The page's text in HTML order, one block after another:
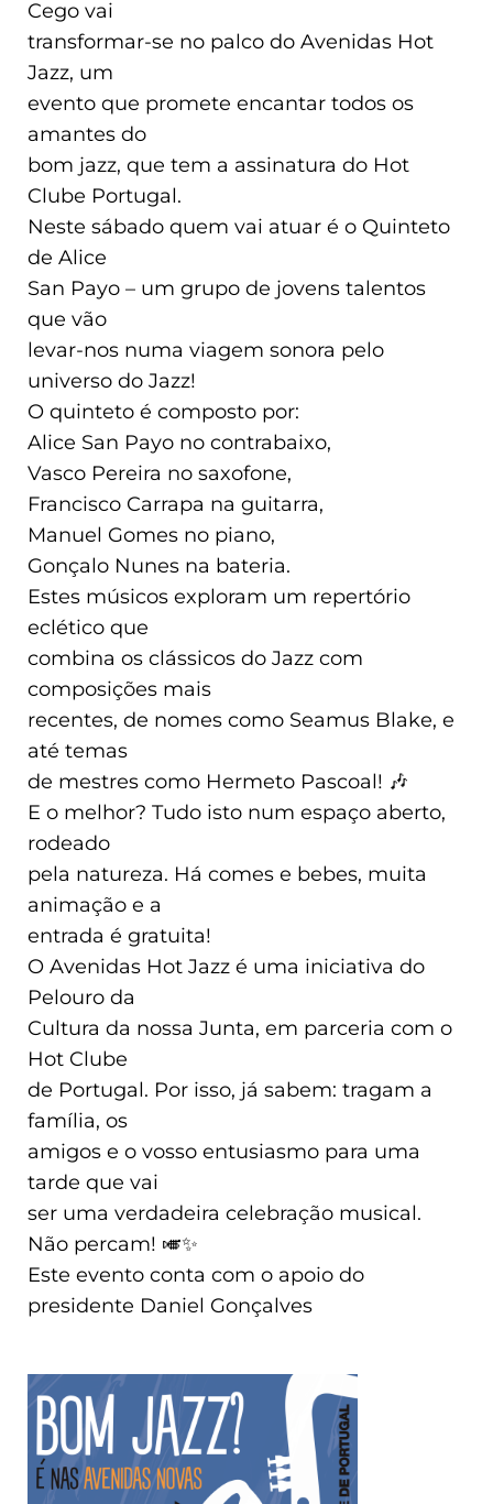
Cego vai
transformar-se no palco do Avenidas Hot
Jazz, um
evento que promete encantar todos os
amantes do
bom jazz, que tem a assinatura do Hot
Clube Portugal.
Neste sábado quem vai atuar é o Quinteto
de Alice
San Payo – um grupo de jovens talentos
que vão
levar-nos numa viagem sonora pelo
universo do Jazz!
O quinteto é composto por:
Alice San Payo no contrabaixo,
Vasco Pereira no saxofone,
Francisco Carrapa na guitarra,
Manuel Gomes no piano,
Gonçalo Nunes na bateria.
Estes músicos exploram um repertório
eclético que
combina os clássicos do Jazz com
composições mais
recentes, de nomes como Seamus Blake, e
até temas
de mestres como Hermeto Pascoal! 🎶
E o melhor? Tudo isto num espaço aberto,
rodeado
pela natureza. Há comes e bebes, muita
animação e a
entrada é gratuita!
O Avenidas Hot Jazz é uma iniciativa do
Pelouro da
Cultura da nossa Junta, em parceria com o
Hot Clube
de Portugal. Por isso, já sabem: tragam a
família, os
amigos e o vosso entusiasmo para uma
tarde que vai
ser uma verdadeira celebração musical.
Não percam! 🎺✨
Este evento conta com o apoio do
presidente Daniel Gonçalves